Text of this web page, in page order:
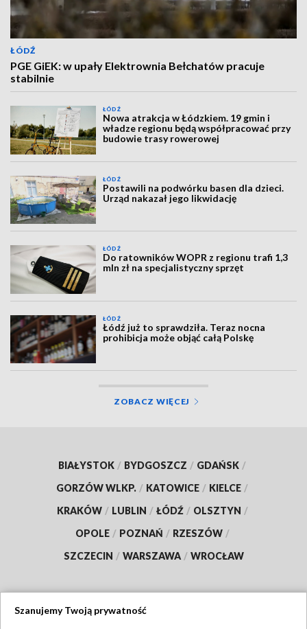
ŁÓDŹ
PGE GiEK: w upały Elektrownia Bełchatów pracuje
stabilnie
ŁÓDŹ
Nowa atrakcja w Łódzkiem. 19 gmin i
władze regionu będą współpracować przy
budowie trasy rowerowej
ŁÓDŹ
Postawili na podwórku basen dla dzieci.
Urząd nakazał jego likwidację
ŁÓDŹ
Do ratowników WOPR z regionu trafi 1,3
mln zł na specjalistyczny sprzęt
ŁÓDŹ
Łódź już to sprawdziła. Teraz nocna
prohibicja może objąć całą Polskę
ZOBACZ WIĘCEJ
BIAŁYSTOK / BYDGOSZCZ / GDAŃSK /
GORZÓW WLKP. / KATOWICE / KIELCE /
KRAKÓW / LUBLIN / ŁÓDŹ / OLSZTYN /
OPOLE / POZNAŃ / RZESZÓW /
SZCZECIN / WARSZAWA / WROCŁAW
Szanujemy Twoją prywatność